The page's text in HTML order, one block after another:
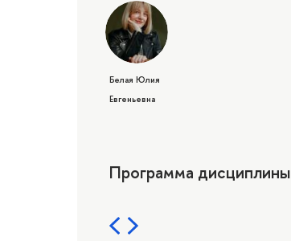
Белая Юлия
Евгеньевна
Программа дисциплины